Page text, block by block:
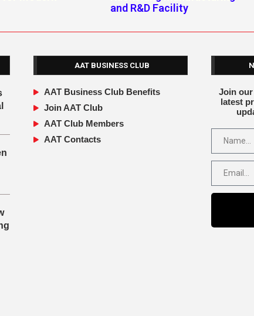
and R&D Facility
AAT BUSINESS CLUB
AAT Business Club Benefits
Join AAT Club
AAT Club Members
AAT Contacts
Join
latest